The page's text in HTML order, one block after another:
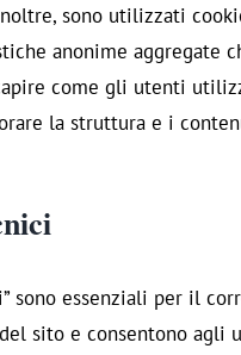
sono utilizzati
anonime aggregate
come gli utenti
la struttura e i
sono essenziali per il
sito e consentono agli